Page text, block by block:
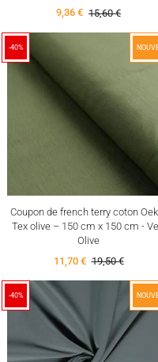
9,36 € 15,60 €
-40%
Coupon de french terry coton
Tex olive – 150 cm x 150 cm -
Olive
11,70 € 19,50 €
-40%